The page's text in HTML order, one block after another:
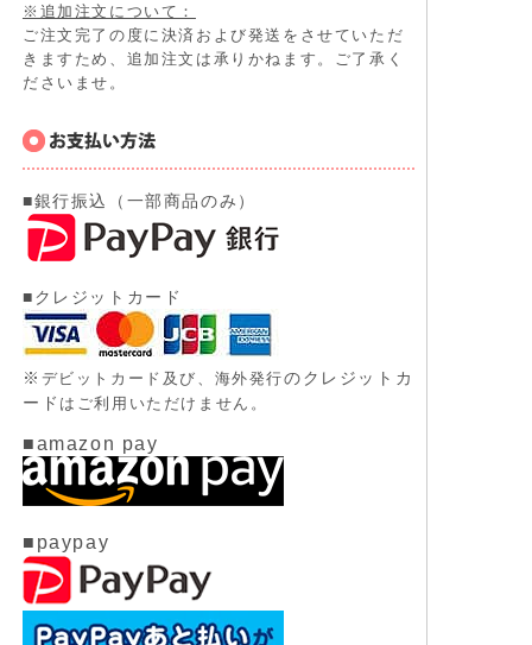
※追加注文について：
ご注文完了の度に決済および発送をさせていただ
きますため、追加注文は承りかねます。ご了承く
ださいませ。
■銀行振込（一部商品のみ）
■クレジットカード
※ デビットカード及び、 海外発行のクレジットカ
ード はご利用いただけません。
■amazon pay
■paypay